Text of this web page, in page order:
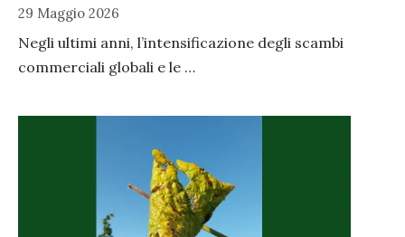
29 Maggio 2026
Negli ultimi anni, l’intensificazione degli scambi
commerciali globali e le …